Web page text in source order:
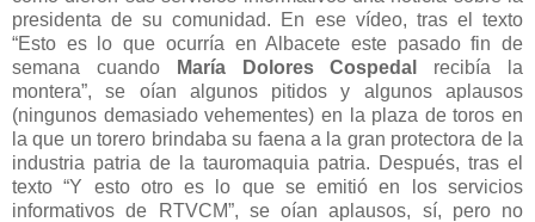
presidenta de su comunidad. En ese vídeo, tras el texto
“Esto es lo que ocurría en Albacete este pasado fin de
semana cuando
María Dolores Cospedal
recibía la
montera”, se oían algunos pitidos y algunos aplausos
(ningunos demasiado vehementes) en la plaza de toros en
la que un torero brindaba su faena a la gran protectora de la
industria patria de la tauromaquia patria. Después, tras el
texto “Y esto otro es lo que se emitió en los servicios
informativos de RTVCM”, se oían aplausos, sí, pero no